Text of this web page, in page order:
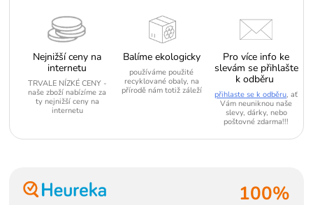
Nejnižší ceny na
internetu
TRVALE NÍZKÉ CENY -
naše zboží nabízíme za
ty nejnižší ceny na
internetu
Balíme ekologicky
používáme použité
recyklované obaly, na
přírodě nám totiž záleží
Pro více info ke
slevám se přihlašte
k odběru
přihlaste se k odběru, ať
Vám neuniknou naše
slevy, dárky, nebo
poštovné zdarma!!!
100%